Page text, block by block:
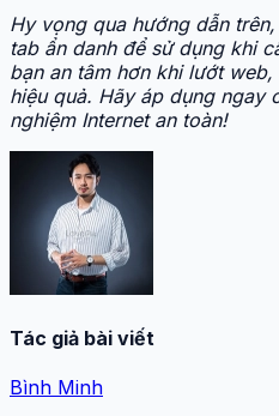
Hy vọng qua hướng dẫn
tab ẩn danh để sử dụng khi
bạn an tâm hơn khi lướt
hiệu quả. Hãy áp dụng ngay
nghiệm Internet an toàn!
Tác giả bài viết
Bình Minh